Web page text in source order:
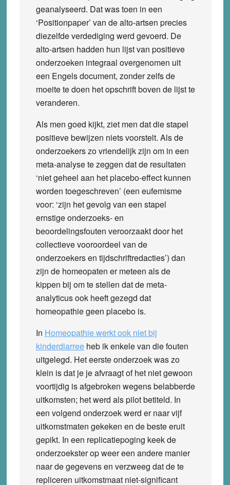
geanalyseerd. Dat was toen in een
‘Positionpaper’ van de alto-artsen precies
diezelfde verdediging werd gevoerd. De
alto-artsen hadden hun lijst van positieve
onderzoeken integraal overgenomen uit
een Engels document, zonder zelfs de
moeite te doen het opschrift boven de lijst te
veranderen.
Als men goed kijkt, ziet men dat die stapel
positieve bewijzen niets voorstelt. Als de
onderzoekers zo vriendelijk zijn om in een
meta-analyse te zeggen dat de resultaten
‘niet geheel aan het placebo-effect kunnen
worden toegeschreven’ (een eufemisme
voor: ‘zijn het gevolg van een stapel
ernstige onderzoeks- en
beoordelingsfouten veroorzaakt door het
collectieve vooroordeel van de
onderzoekers en tijdschriftredacties’) dan
zijn de homeopaten er meteen als de
kippen bij om te stellen dat de meta-
analyticus ook heeft gezegd dat
homeopathie geen placebo is.
In Homeopathie werkt ook niet bij
kinderdiarreeheb ik enkele van die fouten
uitgelegd. Het eerste onderzoek was zo
klein is dat je je afvraagt of het niet gewoon
voortijdig is afgebroken wegens belabberde
uitkomsten; het werd als pilot betiteld. In
een volgend onderzoek werd er naar vijf
uitkomstmaten gekeken en de beste eruit
gepikt. In een replicatiepoging keek de
onderzoekster op weer een andere manier
naar de gegevens en verzweeg dat de te
repliceren uitkomstmaat niet-significant